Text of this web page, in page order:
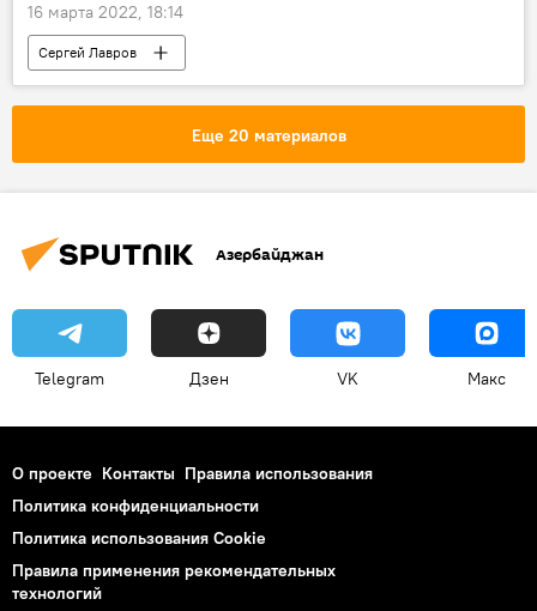
16 марта 2022, 18:14
Сергей Лавров
Спецоперация России по защите Донбасса
Еще 20 материалов
Азербайджан
Telegram Дзен VK Макс
О проекте Контакты Правила использования
Политика конфиденциальности
Политика использования Cookie
Правила применения рекомендательных
технологий